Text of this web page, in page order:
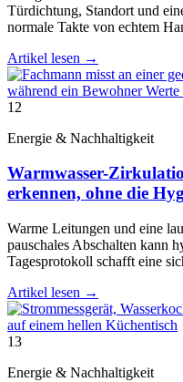
Türdichtung, Standort und
normale Takte von echtem
Artikel lesen →
12
Energie & Nachhaltigkeit
Warmwasser-
erkennen, ohne die
Warme Leitungen und eine
pauschales Abschalten kann
Tagesprotokoll schafft eine
Artikel lesen →
13
Energie & Nachhaltigkeit